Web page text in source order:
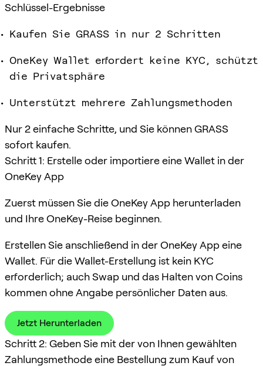
Schlüssel-Ergebnisse
Kaufen Sie GRASS in nur 2 Schritten
OneKey Wallet erfordert keine KYC, schützt
die Privatsphäre
Unterstützt mehrere Zahlungsmethoden
Nur 2 einfache Schritte, und Sie können GRASS
sofort kaufen.
Schritt 1: Erstelle oder importiere eine Wallet in der
OneKey App
Zuerst müssen Sie die OneKey App herunterladen
und Ihre OneKey-Reise beginnen.
Erstellen Sie anschließend in der OneKey App eine
Wallet. Für die Wallet-Erstellung ist kein KYC
erforderlich; auch Swap und das Halten von Coins
kommen ohne Angabe persönlicher Daten aus.
Jetzt Herunterladen
Schritt 2: Geben Sie mit der von Ihnen gewählten
Zahlungsmethode eine Bestellung zum Kauf von